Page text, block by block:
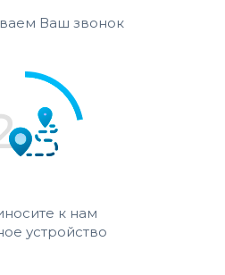
Ваш звонок
к нам
устройство